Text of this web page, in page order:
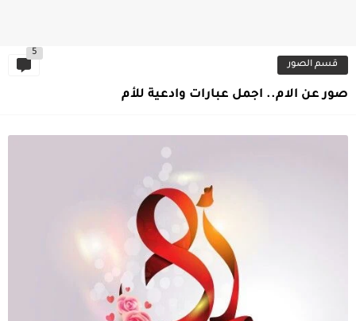
قسم الصور
5
صور عن الام.. اجمل عبارات وادعية للأم